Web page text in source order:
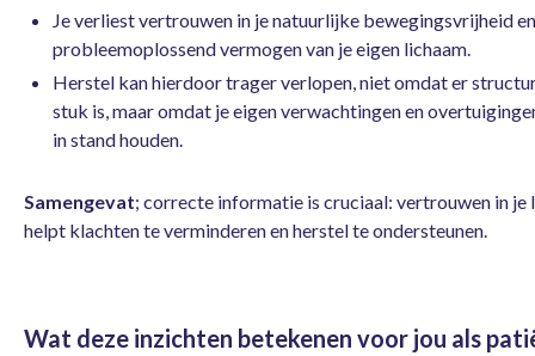
Je verliest vertrouwen in je natuurlijke bewegingsvrijheid
probleemoplossend vermogen van je eigen lichaam.
Herstel kan hierdoor trager verlopen, niet omdat er
stuk is, maar omdat je eigen verwachtingen en
in stand houden.
Samengevat; correcte informatie is cruciaal: vertrouwen in je
helpt klachten te verminderen en herstel te ondersteunen.
Wat deze inzichten betekenen voor jou als